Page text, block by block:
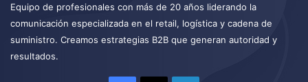
Equipo de profesionales con más de 20 años liderando la
comunicación especializada en el retail, logística y cadena de
suministro. Creamos estrategias B2B que generan autoridad y
resultados.